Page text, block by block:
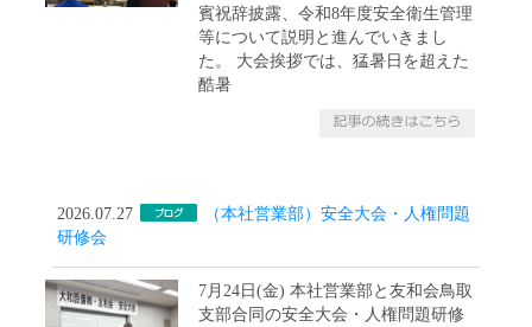
賓祝辞披露、令和8年度安全衛生管理
等について説明と進んでいきまし
た。 大会挨拶では、猛暑日を超えた
酷暑
2026.07.27
（本社営業部）安全大会・人権問題
研修会
7月24日(金) 本社営業部と友和会鳥取
支部合同の安全大会・人権問題研修